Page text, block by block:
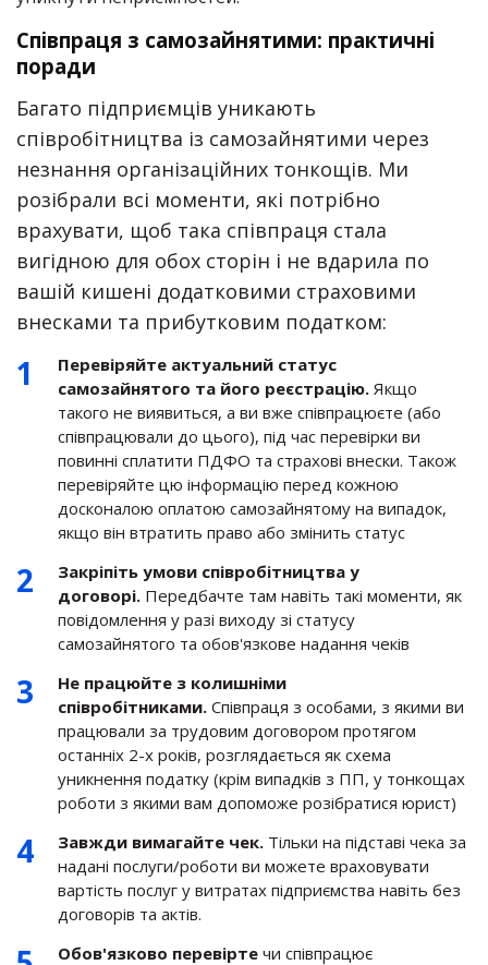
Співпраця з самозайнятими: практичні
поради
Багато підприємців уникають
співробітництва із самозайнятими через
незнання організаційних тонкощів. Ми
розібрали всі моменти, які потрібно
врахувати, щоб така співпраця стала
вигідною для обох сторін і не вдарила по
вашій кишені додатковими страховими
внесками та прибутковим податком:
Перевіряйте актуальний статус
самозайнятого та його реєстрацію. Якщо
такого не виявиться, а ви вже співпрацюєте (або
співпрацювали до цього), під час перевірки ви
повинні сплатити ПДФО та страхові внески. Також
перевіряйте цю інформацію перед кожною
досконалою оплатою самозайнятому на випадок,
якщо він втратить право або змінить статус
Закріпіть умови співробітництва у
договорі. Передбачте там навіть такі моменти, як
повідомлення у разі виходу зі статусу
самозайнятого та обов'язкове надання чеків
Не працюйте з колишніми
співробітниками. Співпраця з особами, з якими ви
працювали за трудовим договором протягом
останніх 2-х років, розглядається як схема
уникнення податку (крім випадків з ПП, у тонкощах
роботи з якими вам допоможе розібратися юрист)
Завжди вимагайте чек. Тільки на підставі чека за
надані послуги/роботи ви можете враховувати
вартість послуг у витратах підприємства навіть без
договорів та актів.
Обов'язково перевірте чи співпрацює